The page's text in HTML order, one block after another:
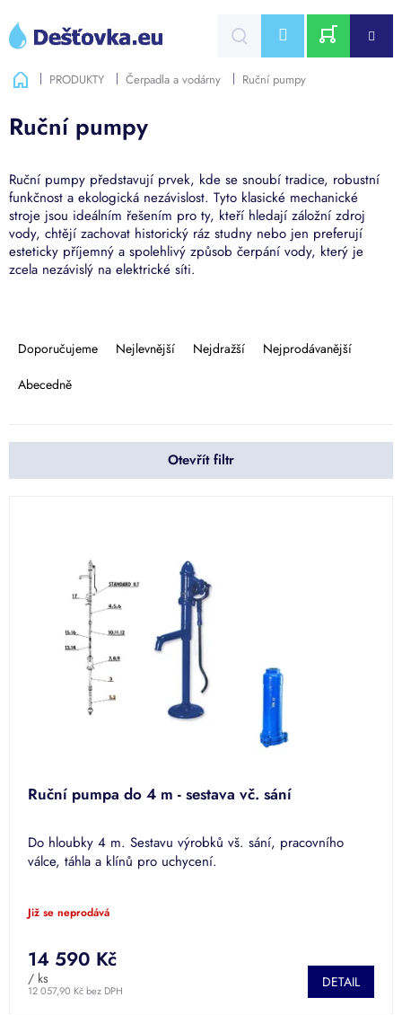
obsah
CZK
NÁKUPNÍ
DomůPRODUKTY Čerpadla a vodárny Ruční pumpy
Ruční pumpy
Ruční pumpy představují prvek, kde se snoubí tradice, robustní
funkčnost a ekologická nezávislost. Tyto klasické mechanické
stroje jsou ideálním řešením pro ty, kteří hledají záložní zdroj
vody, chtějí zachovat historický ráz studny nebo jen preferují
esteticky příjemný a spolehlivý způsob čerpání vody, který je
zcela nezávislý na elektrické síti.
p
o
Doporučujeme Nejlevnější Nejdražší
Nejprodávanější
Abecedně
Otevřít filtr
Ruční pumpa do 4 m - sestava vč. sání
Do hloubky 4 m. Sestavu výrobků vš. sání, pracovního
válce, táhla a klínů pro uchycení.
Již se neprodává
12 057,90 Kč bez DPH
14 590 Kč
/ ks DETAIL